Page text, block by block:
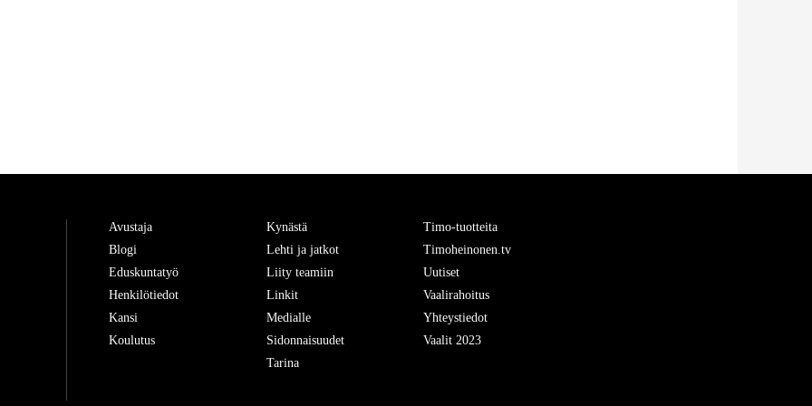
Avustaja
Blogi
Eduskuntatyö
Henkilötiedot
Kansi
Koulutus
Kynästä
Lehti ja jatkot
Liity teamiin
Linkit
Medialle
Sidonnaisuudet
Tarina
Timo-tuotteita
Timoheinonen.tv
Uutiset
Vaalirahoitus
Yhteystiedot
Vaalit 2023